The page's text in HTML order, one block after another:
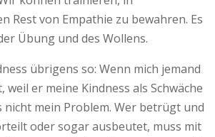
Rest von Empathie zu bewahren. Es
Übung und des Wollens.
übrigens so: Wenn mich jemand
er meine Kindness als Schwäche
mein Problem. Wer betrügt und
oder sogar ausbeutet, muss mit